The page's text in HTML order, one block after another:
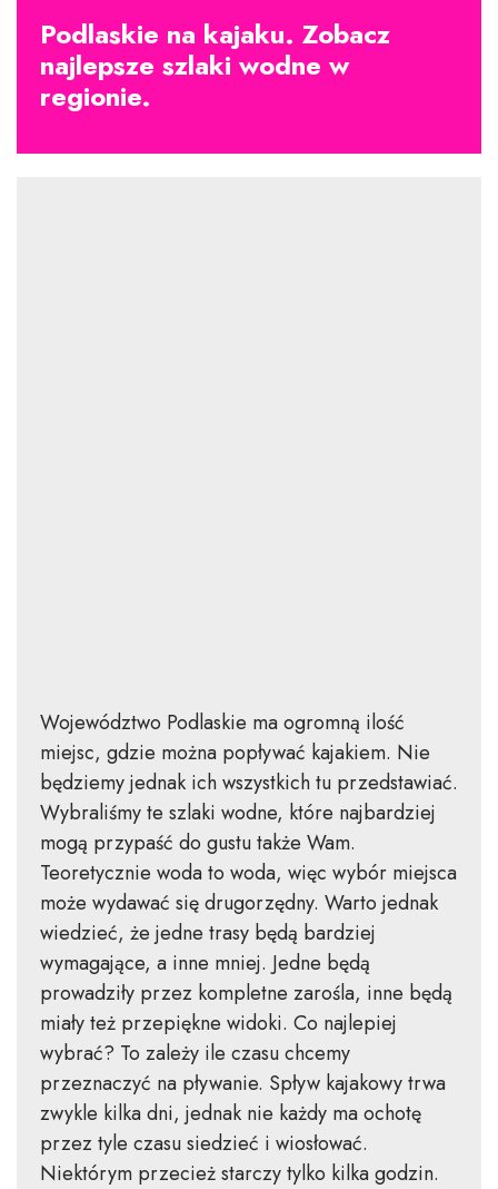
Podlaskie na kajaku. Zobacz
najlepsze szlaki wodne w
regionie.
Województwo Podlaskie ma ogromną ilość
miejsc, gdzie można popływać kajakiem. Nie
będziemy jednak ich wszystkich tu przedstawiać.
Wybraliśmy te szlaki wodne, które najbardziej
mogą przypaść do gustu także Wam.
Teoretycznie woda to woda, więc wybór miejsca
może wydawać się drugorzędny. Warto jednak
wiedzieć, że jedne trasy będą bardziej
wymagające, a inne mniej. Jedne będą
prowadziły przez kompletne zarośla, inne będą
miały też przepiękne widoki. Co najlepiej
wybrać? To zależy ile czasu chcemy
przeznaczyć na pływanie. Spływ kajakowy trwa
zwykle kilka dni, jednak nie każdy ma ochotę
przez tyle czasu siedzieć i wiosłować.
Niektórym przecież starczy tylko kilka godzin.